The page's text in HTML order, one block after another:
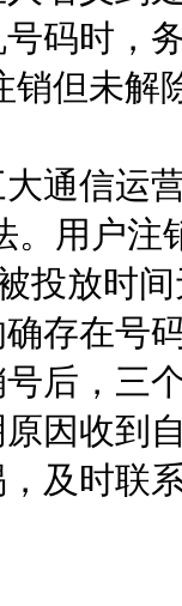
码时，
销但未解
信运营
。用户
投放时
存在号
后，三
因收到
及时联